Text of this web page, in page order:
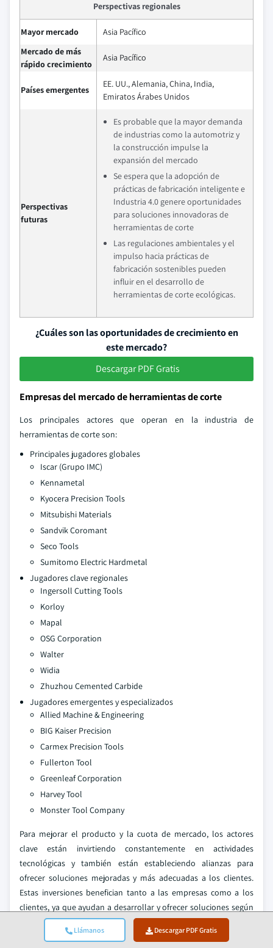
Llámanos Descargar PDF Gratis
Perspectivas regionales
Mayor mercado
Asia Pacífico
Mercado de más
rápido crecimiento
Asia Pacífico
Países emergentes
EE. UU., Alemania, China, India,
Emiratos Árabes Unidos
Perspectivas
futuras
Es probable que la mayor demanda
de industrias como la automotriz y
la construcción impulse la
expansión del mercado
Se espera que la adopción de
prácticas de fabricación inteligente e
Industria 4.0 genere oportunidades
para soluciones innovadoras de
herramientas de corte
Las regulaciones ambientales y el
impulso hacia prácticas de
fabricación sostenibles pueden
influir en el desarrollo de
herramientas de corte ecológicas.
¿Cuáles son las oportunidades de crecimiento en
este mercado?
Descargar PDF Gratis
Empresas del mercado de herramientas de corte
Los principales actores que operan en la industria de
herramientas de corte son:
Principales jugadores globales
Iscar (Grupo IMC)
Kennametal
Kyocera Precision Tools
Mitsubishi Materials
Sandvik Coromant
Seco Tools
Sumitomo Electric Hardmetal
Jugadores clave regionales
Ingersoll Cutting Tools
Korloy
Mapal
OSG Corporation
Walter
Widia
Zhuzhou Cemented Carbide
Jugadores emergentes y especializados
Allied Machine & Engineering
BIG Kaiser Precision
Carmex Precision Tools
Fullerton Tool
Greenleaf Corporation
Harvey Tool
Monster Tool Company
Para mejorar el producto y la cuota de mercado, los actores
clave están invirtiendo constantemente en actividades
tecnológicas y también están estableciendo alianzas para
ofrecer soluciones mejoradas y más adecuadas a los clientes.
Estas inversiones benefician tanto a las empresas como a los
clientes, ya que ayudan a desarrollar y ofrecer soluciones según
las tendencias tecnológicas cambiantes y, por lo tanto, a las
necesidades de los clientes.